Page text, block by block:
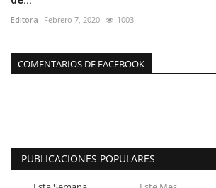
Editora Febrero 7, 2020 1003
COMENTARIOS DE FACEBOOK
PUBLICACIONES POPULARES